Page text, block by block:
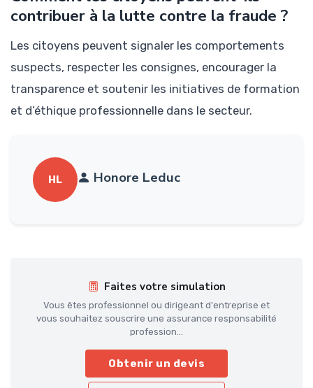
contribuer à la lutte contre la fraude ?
Les citoyens peuvent signaler les comportements
suspects, respecter les consignes, encourager la
transparence et soutenir les initiatives de formation
et d’éthique professionnelle dans le secteur.
HL Honore Leduc
Faites votre simulation
Vous êtes professionnel ou dirigeant d'entreprise et
vous souhaitez souscrire une assurance responsabilité
profession...
Obtenir un devis